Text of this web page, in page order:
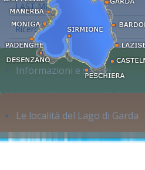
LAST MINUTE
Ricerca alloggi...
Informazioni e servizi
Le località del Lago di Garda